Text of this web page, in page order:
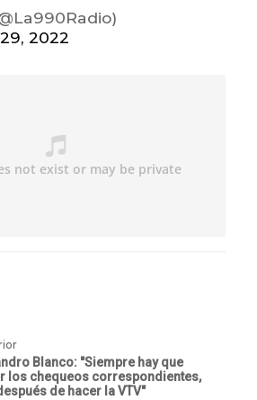
2022
Blanco: "Siempre hay que
los chequeos correspondientes,
de hacer la VTV"